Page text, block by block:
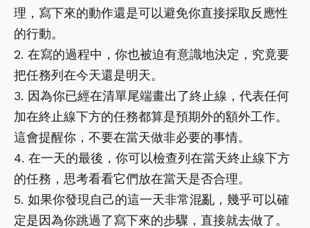
理，寫下來的動作還是可以避免你直接採取反應性
的行動。
2. 在寫的過程中，你也被迫有意識地決定，究竟要
把任務列在今天還是明天。
3. 因為你已經在清單尾端畫出了終止線，代表任何
加在終止線下方的任務都算是預期外的額外工作。
這會提醒你，不要在當天做非必要的事情。
4. 在一天的最後，你可以檢查列在當天終止線下方
的任務，思考看看它們放在當天是否合理。
5. 如果你發現自己的這一天非常混亂，幾乎可以確
定是因為你跳過了寫下來的步驟，直接就去做了。